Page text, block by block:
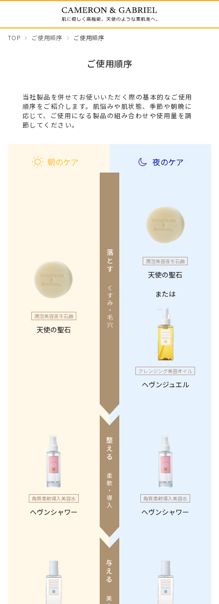
TOP ご使用順序 ご使用順序
ご使用順序
当社製品を併せてお使いいただく際の基本的なご使用
順序をご紹介します。肌悩みや肌状態、季節や朝晩に
応じて、ご使用になる製品の組み合わせや使用量を調
節してください。
朝のケア 夜のケア
潤泡美容液生石鹸
天使の聖石
潤泡美容液生石鹸
天使の聖石
または
クレンジング美容オイル
ヘヴンジュエル
角質柔軟導入美容水
ヘヴンシャワー
角質柔軟導入美容水
ヘヴンシャワー